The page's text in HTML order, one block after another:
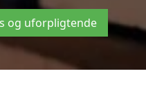
og uforpligtende